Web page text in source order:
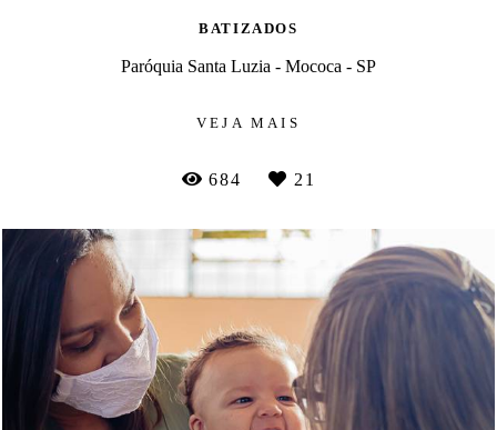
BATIZADOS
Paróquia Santa Luzia - Mococa - SP
VEJA MAIS
684 21